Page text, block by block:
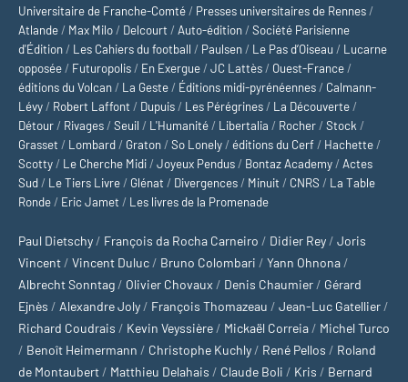
Universitaire de Franche-Comté / Presses universitaires de Rennes /
Atlande / Max Milo / Delcourt / Auto-édition /Société Parisienne
d'Édition / Les Cahiers du football / Paulsen / Le Pas d’Oiseau / Lucarne
opposée / Futuropolis / En Exergue /JC Lattès / Ouest-France /
éditions du Volcan / La Geste / Éditions midi-pyrénéennes / Calmann-
Lévy / Robert Laffont / Dupuis / Les Pérégrines / La Découverte /
Détour / Rivages /Seuil / L'Humanité / Libertalia / Rocher /Stock /
Grasset / Lombard / Graton /So Lonely /éditions du Cerf / Hachette /
Scotty / Le Cherche Midi /Joyeux Pendus / Bontaz Academy / Actes
Sud / Le Tiers Livre / Glénat / Divergences / Minuit / CNRS / La Table
Ronde / Eric Jamet / Les livres de la Promenade
Paul Dietschy / François da Rocha Carneiro / Didier Rey / Joris
Vincent / Vincent Duluc / Bruno Colombari / Yann Ohnona /
Albrecht Sonntag / Olivier Chovaux / Denis Chaumier / Gérard
Ejnès / Alexandre Joly / François Thomazeau / Jean-Luc Gatellier /
Richard Coudrais / Kevin Veyssière / Mickaël Correia / Michel Turco
/ Benoît Heimermann / Christophe Kuchly / René Pellos / Roland
de Montaubert / Matthieu Delahais / Claude Boli / Kris / Bernard